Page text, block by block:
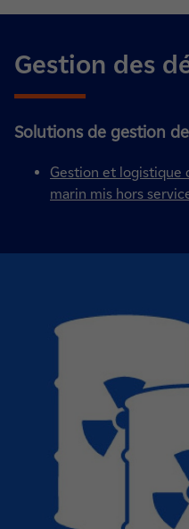
Gestion des
Solutions de gestion
Gestion et logistique
marin mis hors